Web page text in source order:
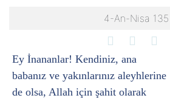
4-An-Nisa 135
Ey İnananlar! Kendiniz, ana
babanız ve yakınlarınız aleyhlerine
de olsa, Allah için şahit olarak